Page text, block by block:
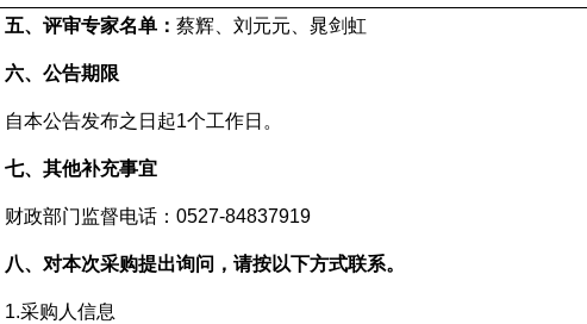
五、评审专家名单： 蔡辉、刘元元、晁剑虹
六、公告期限
自本公告发布之日起1个工作日。
七、其他补充事宜
财政部门监督电话： 0527-84837919
八、对本次采购提出询问，请按以下方式联系。
1.采购人信息